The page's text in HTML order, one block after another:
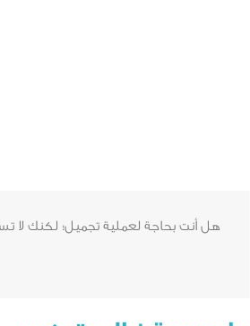
هل أنت بحاجة لعملية تجميل؛ لكنك لا